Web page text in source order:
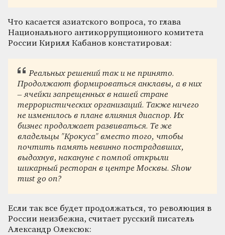
Что касается азиатского вопроса, то глава
Национального антикоррупционного комитета
России Кирилл Кабанов констатировал:
Реальных решений так и не принято.
Продолжают формироваться анклавы, а в них
– ячейки запрещенных в нашей стране
террористических организаций. Также ничего
не изменилось в плане влияния диаспор. Их
бизнес продолжает развиваться. Те же
владельцы "Крокуса" вместо того, чтобы
почтить память невинно пострадавших,
выдохнув, накануне с помпой открыли
шикарный ресторан в центре Москвы. Show
must go on?
Если так все будет продолжаться, то революция в
России неизбежна, считает русский писатель
Александр Олексюк: